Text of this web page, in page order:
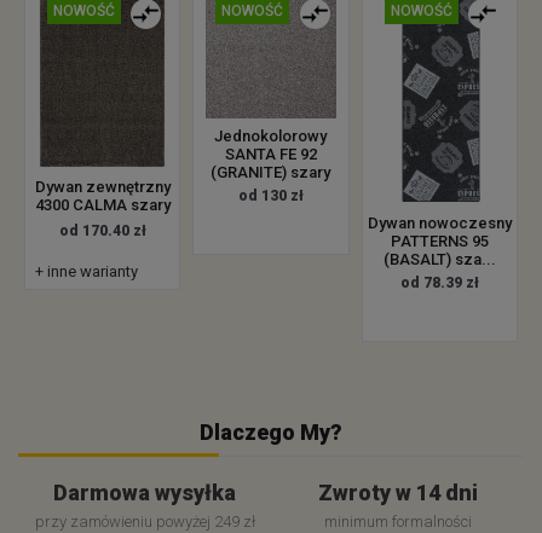
NOWOŚĆ
Dywan zewnętrzny
4300 CALMA szary
od 170.40 zł
+ inne warianty
NOWOŚĆ
Jednokolorowy
SANTA FE 92
(GRANITE) szary
od 130 zł
NOWOŚĆ
Dywan nowoczesny
PATTERNS 95
(BASALT) sza...
od 78.39 zł
Dlaczego My?
Darmowa wysyłka
przy zamówieniu powyżej 249 zł
Zwroty w 14 dni
minimum formalności